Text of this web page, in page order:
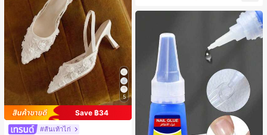
5
Save ฿34
#ส้นเท้าไก่